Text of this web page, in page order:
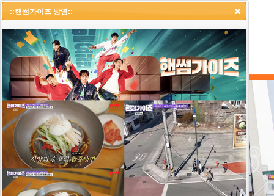
::냉면랩소디 1부::
::핸썸가이즈 방영::